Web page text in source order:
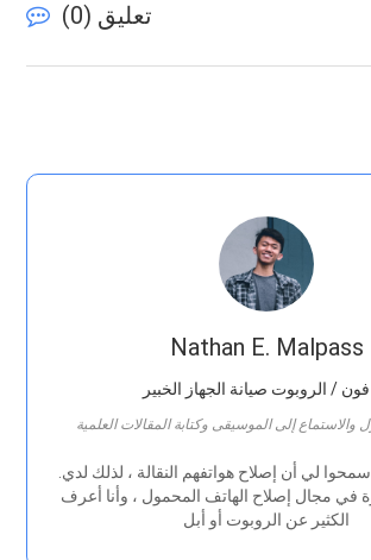
تعليق ( 0
)
Nathan E. Malpass
/ الروبوت صيانة الجهاز الخبير
والاستماع إلى الموسيقى وكتابة المقالات العلمية
في مجال إصلاح الهاتف المحمول ، وأنا أعرف
الكثير عن الروبوت أو أبل